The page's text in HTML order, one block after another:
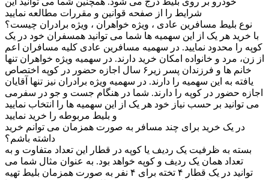
شرایط را از صفحه قوانین و مقررات مطالعه نمایید
نوع بلیط مسافرین عادی ، ویژه خواهران ، ویژه برادران چیست؟
با خرید هر یک از این سهمیه ها شما می توانید همسفران خود در یک
کوپه را محدود نمایید. در سهمیه مسافرین عادی کلیه مسافران اعم
از زن، مرد و خانواده امکان خرید دارند. در سهمیه ویژه خواهران تنها
خانم ها و فرزندان پسر زیر۶ سال اجازه حضور در کوپه اختصاص
یافته به این سهمیه را دارند. در سهمیه ویژه برادران نیز تنها آقایان
اجازه حضور در کوپه را دارند. شما در هنگام جست و جو در سفرمی
می توانید بر حسب نیاز خود هر یک از این سهمیه ها را انتخاب نمایید
و بلیط مربوطه را خرید نمایید
در یک خرید برای چند مسافر به صورت همزمان می توانم خرید
داشته باشم؟
بسته به ظرفیت یک ردیف یا کوپه در قطار این تعداد متفاوت و به
تعداد همان یک ردیف و کوپه خواهد بود. به عنوان مثال شما می
توانید در یک قطار ۴ تخته برای ۴ نفر به صورت همزمان بلیط تهیه